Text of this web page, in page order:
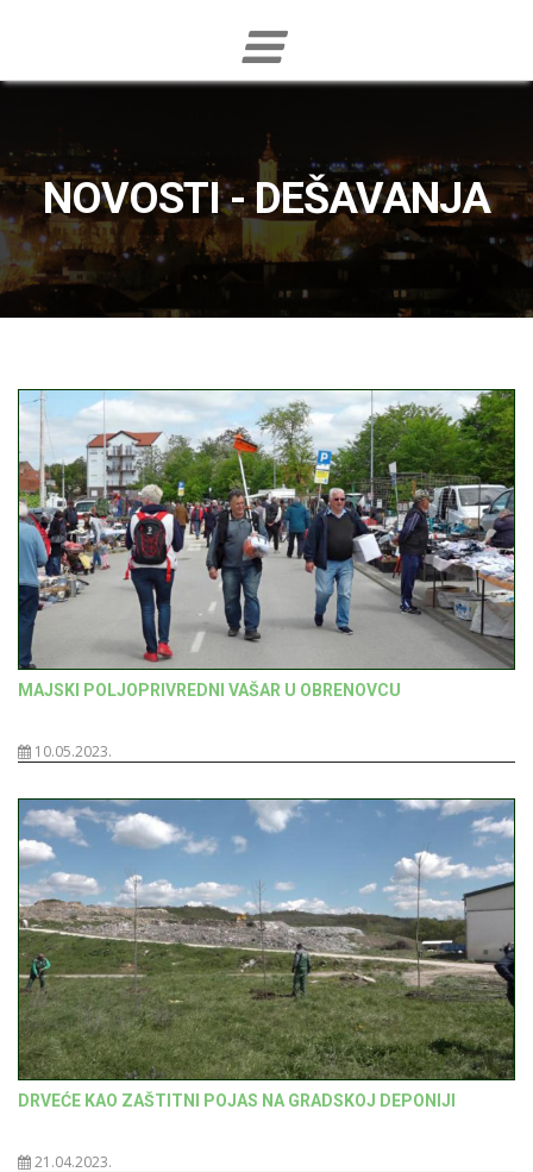
NOVOSTI - DEŠAVANJA
MAJSKI POLJOPRIVREDNI VAŠAR U OBRENOVCU
10.05.2023.
DRVEĆE KAO ZAŠTITNI POJAS NA GRADSKOJ DEPONIJI
21.04.2023.